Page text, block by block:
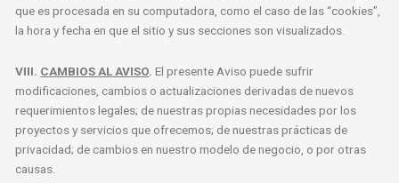
que es procesada en su computadora, como el caso de las “cookies”,
la hora y fecha en que el sitio y sus secciones son visualizados.
VIII. CAMBIOS AL AVISO.El presente Aviso puede sufrir
modificaciones, cambios o actualizaciones derivadas de nuevos
requerimientos legales; de nuestras propias necesidades por los
proyectos y servicios que ofrecemos; de nuestras prácticas de
privacidad; de cambios en nuestro modelo de negocio, o por otras
causas.